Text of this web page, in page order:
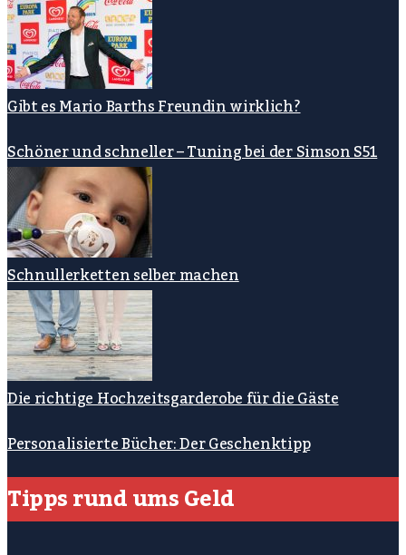
Gibt es Mario Barths Freundin wirklich?
Schöner und schneller – Tuning bei der Simson S51
Schnullerketten selber machen
Die richtige Hochzeitsgarderobe für die Gäste
Personalisierte Bücher: Der Geschenktipp
Tipps rund ums Geld